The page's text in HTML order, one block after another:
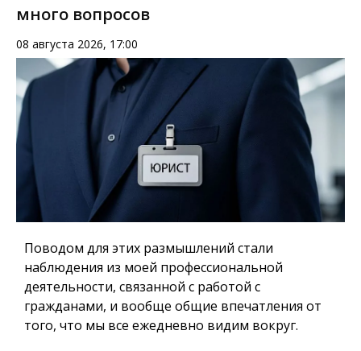
много вопросов
08 августа 2026, 17:00
Поводом для этих размышлений стали
наблюдения из моей профессиональной
деятельности, связанной с работой с
гражданами, и вообще общие впечатления от
того, что мы все ежедневно видим вокруг.